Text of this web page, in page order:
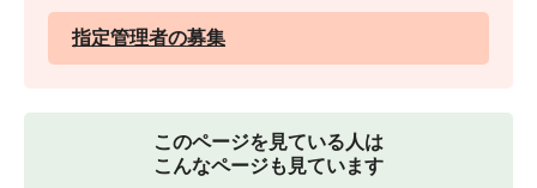
指定管理者の募集
このページを見ている人は
こんなページも見ています